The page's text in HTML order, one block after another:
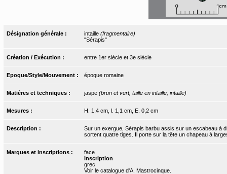
Désignation générale : intaille (fragmentaire)
"Sérapis"
Création / Exécution : entre 1er siècle et 3e siècle
Epoque/Style/Mouvement : époque romaine
Matières et techniques : jaspe (brun et vert, taille en intaille, intaille)
Mesures : H. 1,4 cm, l. 1,1 cm, E. 0,2 cm
Description :
Sur un exergue, Sérapis barbu assis sur un escabeau à
sortent quatre tiges. Il porte sur la tête un chapeau à
Marques et inscriptions :
face
inscription
grec
Voir le catalogue d'A. Mastrocinque.